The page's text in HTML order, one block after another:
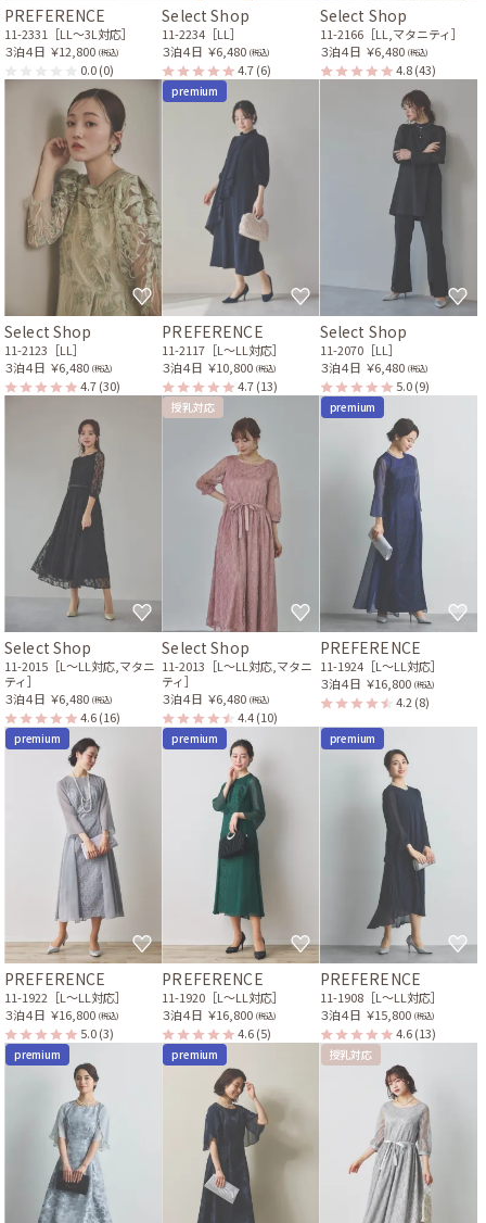
PREFERENCE
11-2331［LL〜3L対応］
３泊４日 ￥12,800 (税込)
0.0(0)
Select Shop
11-2234［LL］
３泊４日 ￥6,480 (税込)
4.7(6)
Select Shop
11-2166［LL,マタニティ］
３泊４日 ￥6,480 (税込)
4.8(43)
Select Shop
11-2123［LL］
３泊４日 ￥6,480 (税込)
4.7(30)
premium
PREFERENCE
11-2117［L〜LL対応］
３泊４日 ￥10,800 (税込)
4.7(13)
Select Shop
11-2070［LL］
３泊４日 ￥6,480 (税込)
5.0(9)
Select Shop
11-2015［L〜LL対応,マタニ
ティ］
３泊４日 ￥6,480 (税込)
4.6(16)
授乳対応
Select Shop
11-2013［L〜LL対応,マタニ
ティ］
３泊４日 ￥6,480 (税込)
4.4(10)
premium
PREFERENCE
11-1924［L〜LL対応］
３泊４日 ￥16,800 (税込)
4.2 (8)
premium
PREFERENCE
11-1922［L〜LL対応］
３泊４日 ￥16,800 (税込)
5.0(3)
premium
PREFERENCE
11-1920［L〜LL対応］
３泊４日 ￥16,800 (税込)
4.6(5)
premium
PREFERENCE
11-1908［L〜LL対応］
３泊４日 ￥15,800 (税込)
4.6(13)
premium premium 授乳対応